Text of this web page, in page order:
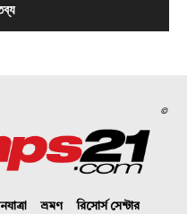
©
ভ্রমণ
রিসোর্স সেন্টার